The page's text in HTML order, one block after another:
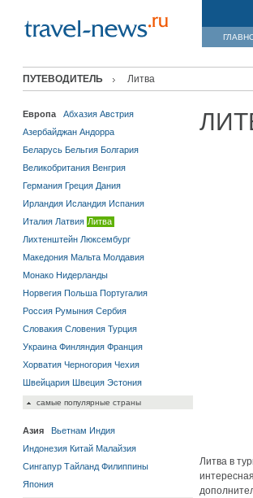
ПУТЕВОДИТЕЛЬ Литва
Европа Абхазия Австрия
Азербайджан Андорра
Беларусь Бельгия Болгария
Великобритания Венгрия
Германия Греция Дания
Ирландия Исландия Испания
Италия Латвия Литва
Лихтенштейн Люксембург
Македония Мальта Молдавия
Монако Нидерланды
Норвегия Польша Португалия
Россия Румыния Сербия
Словакия Словения Турция
Украина Финляндия Франция
Хорватия Черногория Чехия
Швейцария Швеция Эстония
самые популярные страны
Азия Вьетнам Индия
Индонезия Китай Малайзия
Сингапур Тайланд Филиппины
Япония
Литва в